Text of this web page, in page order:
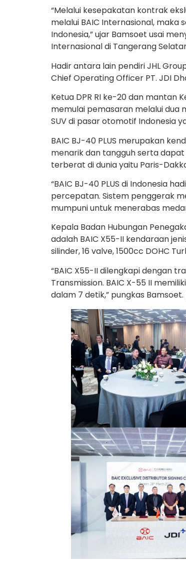
“Melalui kesepakatan kontrak
melalui BAIC Internasional,
Indonesia,” ujar Bamsoet usai
Internasional di Tangerang
Hadir antara lain pendiri JHL
Chief Operating Officer PT. JDI
Ketua DPR RI ke-20 dan mantan
memulai pemasaran melalui dua
SUV di pasar otomotif Indonesia
BAIC BJ-40 PLUS merupakan
menarik dan tangguh serta
terberat di dunia yaitu Paris-
“BAIC BJ-40 PLUS di Indonesia
percepatan. Sistem penggerak
mumpuni untuk menerabas
Kepala Badan Hubungan
adalah BAIC X55-II kendaraan
silinder, 16 valve, 1500cc DOHC
“BAIC X55-II dilengkapi dengan
Transmission. BAIC X-55 II
dalam 7 detik,” pungkas